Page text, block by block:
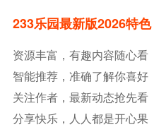
233乐园最新版2026特色
资源丰富，有趣内容随心看
智能推荐，准确了解你喜好
关注作者，最新动态抢先看
分享快乐，人人都是开心果